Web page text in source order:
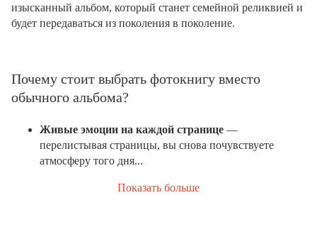
изысканный альбом, который станет семейной реликвией и
будет передаваться из поколения в поколение.
Почему стоит выбрать фотокнигу вместо
обычного альбома?
Живые эмоции на каждой странице —
перелистывая страницы, вы снова почувствуете
атмосферу того дня...
Показать больше